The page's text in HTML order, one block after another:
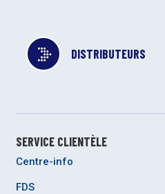
DISTRIBUTEURS
SERVICE CLIENTÈLE
Centre-info
FDS